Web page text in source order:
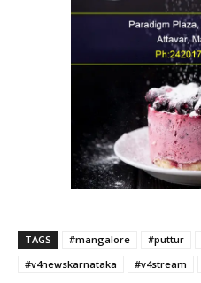
TAGS #mangalore #puttur
#v4newskarnataka
#v4stream